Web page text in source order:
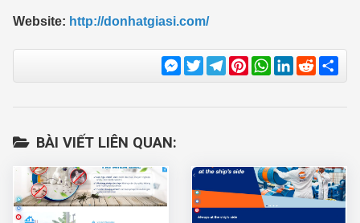
Website: http://donhatgiasi.com/
Messenger
TwitterTelegram
Pinterest
WhatsApp
LinkedIn
Reddit
BÀI VIẾT LIÊN QUAN: